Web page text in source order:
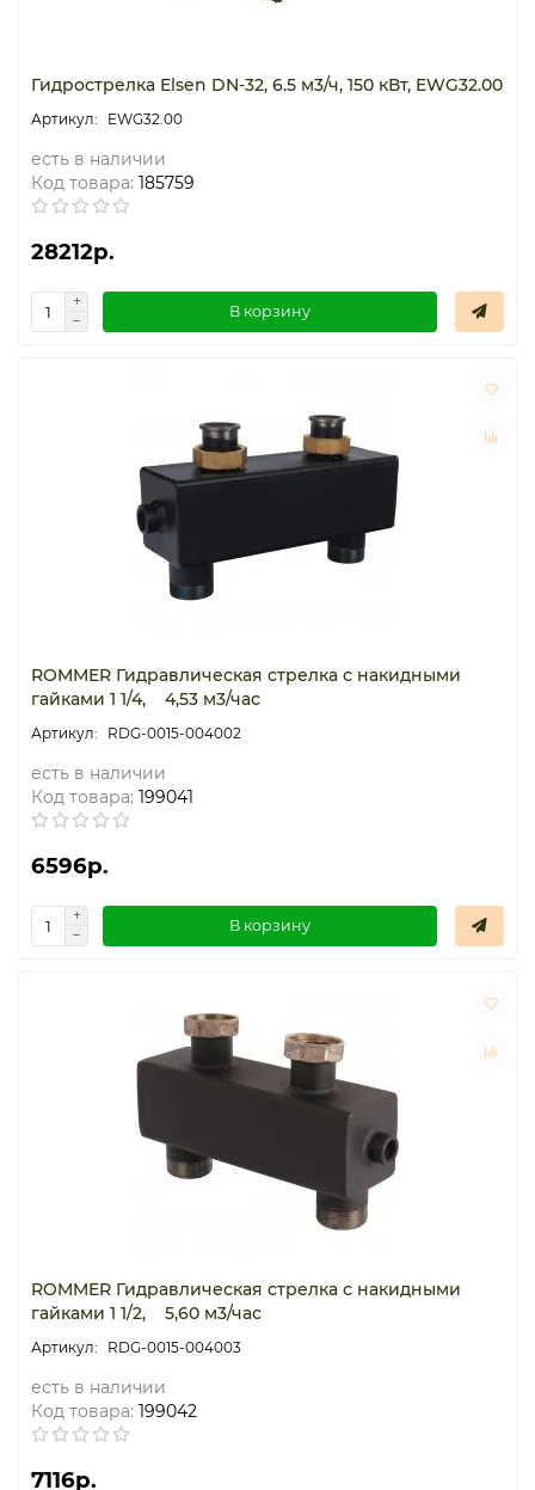
Гидрострелка Elsen DN-32, 6.5 м3/ч, 150 кВт, EWG32.00
EWG32.00
есть в наличии
Код товара: 185759
28212р.
В корзину
ROMMER Гидравлическая стрелка с накидными
гайками 1 1/4, 4,53 м3/час
RDG-0015-004002
есть в наличии
Код товара: 199041
6596р.
В корзину
ROMMER Гидравлическая стрелка с накидными
гайками 1 1/2, 5,60 м3/час
RDG-0015-004003
есть в наличии
Код товара: 199042
7116р.